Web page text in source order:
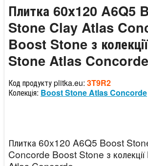
Плитка 60x120 A6Q5
Stone Clay Atlas
Boost Stone з
Stone Atlas Concorde
Код продукту plitka.eu: 3T9R2
Колекція: Boost Stone Atlas Concorde
Плитка 60x120 A6Q5 Boost
Concorde Boost Stone з